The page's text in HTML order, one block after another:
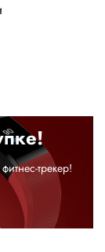
трекер!